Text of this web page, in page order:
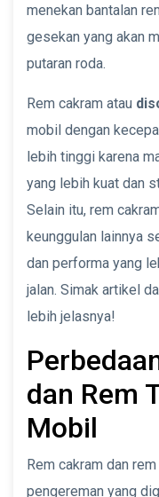
menekan bantalan
gesekan yang akan
putaran roda.
Rem cakram atau
mobil dengan
lebih tinggi karena
yang lebih kuat dan
Selain itu, rem
keunggulan lainnya
dan performa yang
jalan. Simak artikel
lebih jelasnya!
dan Rem
Mobil
Rem cakram dan
pengereman yang